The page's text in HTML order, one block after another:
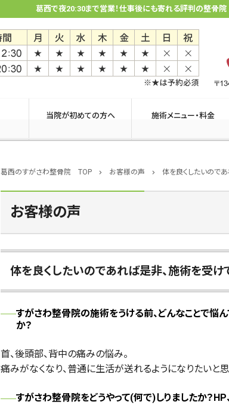
葛西で夜20:30まで営業！仕事後にも寄れる評判の整骨院
当院が初めての方へ 施術メニュー・料金
葛西のすがさわ整骨院 TOP chevron_right お客様の声 chevron_right 体を良くしたいので
お客様の声
体を良くしたいのであれば是非、施術を受け
すがさわ整骨院の施術をうける前、どんなことで悩
か？
首、後頭部、背中の痛みの悩み。
痛みがなくなり、普通に生活が送れるようになりたいと思
すがさわ整骨院をどうやって(何で)しりましたか？